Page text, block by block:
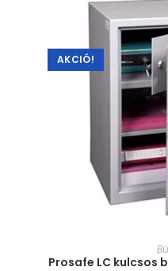
AKCIÓ!
MÉRET
Prosafe LC kulcsos